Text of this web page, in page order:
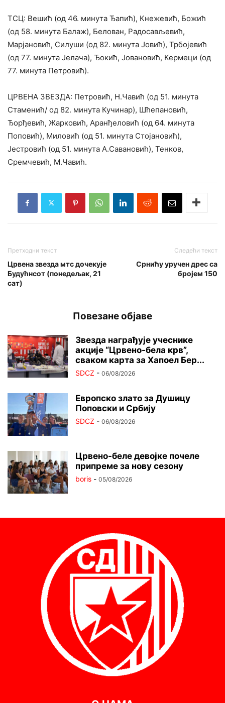
ТСЦ: Вешић (од 46. минута Ђапић), Кнежевић, Божић
(од 58. минута Балаж), Белован, Радосављевић,
Марјановић, Силуши (од 82. минута Јовић), Трбојевић
(од 77. минута Јелача), Ђокић, Јовановић, Кермеци (од
77. минута Петровић).
ЦРВЕНА ЗВЕЗДА: Петровић, Н.Чавић (од 51. минута
Стаменић/ од 82. минута Кучинар), Шћепановић,
Ђорђевић, Жарковић, Аранђеловић (од 64. минута
Поповић), Миловић (од 51. минута Стојановић),
Јестровић (од 51. минута А.Савановић), Тенков,
Сремчевић, М.Чавић.
Претходни текст
Црвена звезда мтс дочекује
Будућнсот (понедељак, 21
сат)
Следећи текст
Срнићу уручен дрес са
бројем 150
Повезане објаве
Звезда награђује учеснике
акције “Црвено-бела крв”,
сваком карта за Хапоел Бер...
SDCZ - 06/08/2026
Европско злато за Душицу
Поповски и Србију
SDCZ - 06/08/2026
Црвено-беле девојке почеле
припреме за нову сезону
boris - 05/08/2026